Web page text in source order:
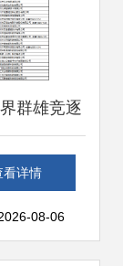
群雄竞逐
集成商50
问鼎“最
看详情
08-06